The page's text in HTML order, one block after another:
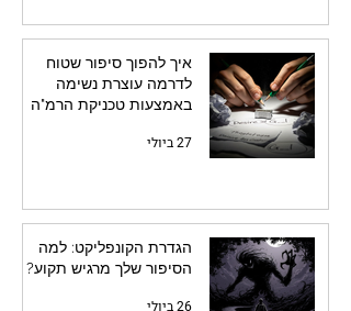
איך להפוך סיפור שטוח
לדרמה עוצרת נשימה
באמצעות טכניקת הרמ"ה
27 ביולי
הגדרת הקונפליקט: למה
הסיפור שלך מרגיש תקוע?
26 ביולי